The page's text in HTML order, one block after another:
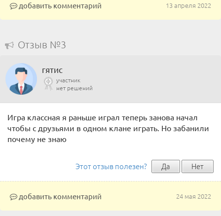
13 апреля 2022
добавить комментарий
Отзыв №3
гятис
участник
нет решений
Игра классная я раньше играл теперь занова начал
чтобы с друзьями в одном клане играть. Но забанили
почему не знаю
Этот отзыв полезен? Да Нет
24 мая 2022
добавить комментарий